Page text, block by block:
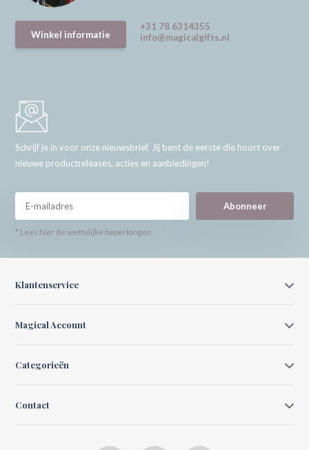
Winkel informatie
+31 78 6314355
info@magicalgifts.nl
Schrijf je in voor onze nieuwsbrief. Jij bent de eerste die hoort over
nieuwe productreleases, acties en aanbiedingen!
Abonneer
* Lees hier de wettelijke beperkingen
Klantenservice
Magical Account
Categorieën
Contact